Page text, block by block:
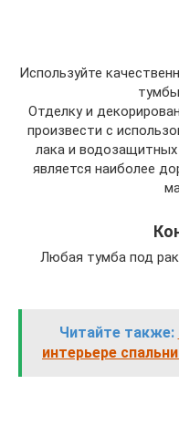
Используйте
Отделку и
произвести с
лака и
является наиболее
Любая тумба под
Читайте также:
интерьере